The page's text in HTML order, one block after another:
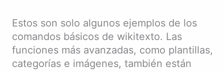
Estos son solo algunos ejemplos de los
comandos básicos de wikitexto. Las
funciones más avanzadas, como plantillas,
categorías e imágenes, también están